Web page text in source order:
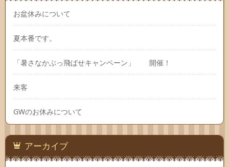
お盆休みについて
夏本番です。
「暑さなかぶっ飛ばせキャンペーン」 開催！
来客
GWのお休みについて
アーカイブ